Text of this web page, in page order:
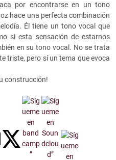
por encontrarse en un tono
hace una perfecta combinación
Él tiene un tono vocal que
si esta sensación de estarnos
en su tono vocal. No se trata
triste, pero sí un tema que evoca
construcción!